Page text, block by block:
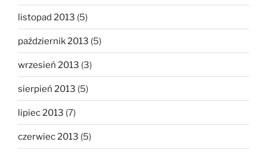
listopad 2013 (5)
październik 2013 (5)
wrzesień 2013 (3)
sierpień 2013 (5)
lipiec 2013 (7)
czerwiec 2013 (5)